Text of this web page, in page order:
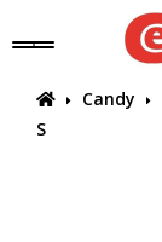
Candy
S